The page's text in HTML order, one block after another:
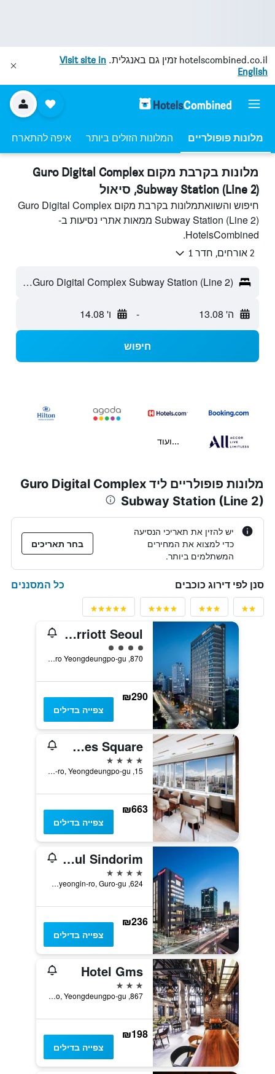
hotelscombined.co.il זמין גם באנגלית. Visit site in
English
מלונות פופולריים המלונות הזולים ביותר איפה להתארח
מלונות בקרבת מקום Guro Digital Complex
Subway Station (Line 2), סיאול
חיפוש והשוואתמלונות בקרבת מקום Guro Digital Complex
Subway Station (Line 2) ממאות אתרי נסיעות ב-
HotelsCombined.
2 אורחים, חדר 1
Guro Digital Complex Subway Station (Line 2) - סיאול, דרום קוריאה
ה' 13.08 - ו' 14.08
חיפוש
...ועוד
מלונות פופולריים ליד Guro Digital Complex
Subway Station (Line 2)
יש להזין את תאריכי הנסיעה
כדי למצוא את המחירים
המשתלמים ביותר.
בחר תאריכים
סנן לפי דירוג כוכבים כל המסננים
Fairfield by Marriott Seoul
4 דירוג מחלקת נוסעים
870, Gyeongin-ro Yeongdeungpo-gu, סיאול, דרום קוריאה
₪290
צפייה בדילים
Courtyard by Marriott Seoul Times Square
4 כוכבים
15, Yeongjung-ro, Yeongdeungpo-gu, סיאול, דרום קוריאה
₪663
צפייה בדילים
Ramada by Wyndham Seoul Sindorim
4 כוכבים
624, Gyeongin-ro, Guro-gu, סיאול, דרום קוריאה
₪236
צפייה בדילים
Hotel Gms
3 כוכבים
867, Gyeongin-ro, Yeongdeungpo-gu, סיאול, דרום קוריאה
₪198
צפייה בדילים